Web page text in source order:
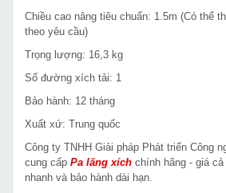
Chiều cao nâng tiêu chuẩn: 1.5m (Có thể
theo yêu cầu)
Trọng lượng: 16,3 kg
Số đường xích tải: 1
Bảo hành: 12 tháng
Xuất xứ: Trung quốc
Công ty TNHH Giải pháp Phát triển Công
cung cấp Pa lăng xích chính hãng - giá
nhanh và bảo hành dài hạn.